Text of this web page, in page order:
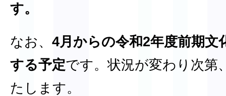
す。
なお、 4月からの令和2年度前期文
する予定です。状況が変わり次第
たします。